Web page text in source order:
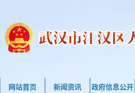
网站首页 新闻资讯 政府信息公开